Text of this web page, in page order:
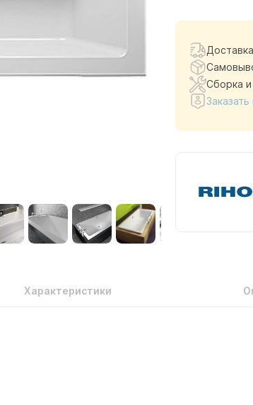
Сборка
Характеристики